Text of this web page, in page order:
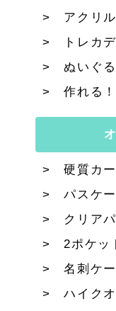
アクリ
トレカ
ぬいぐ
作れる
硬質カ
パスケ
クリア
2ポケッ
名刺ケ
ハイク